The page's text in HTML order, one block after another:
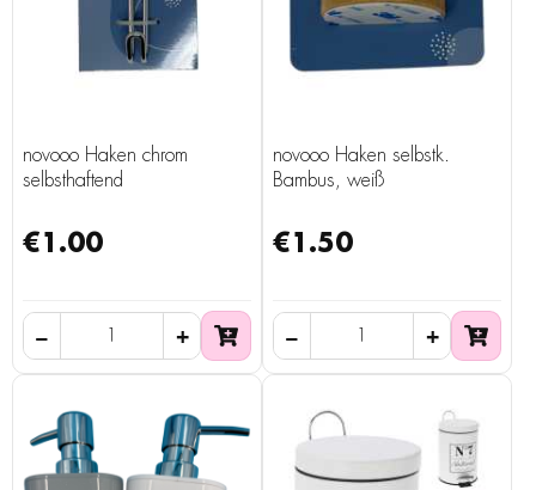
novooo Haken chrom
selbsthaftend
€1.00
novooo Haken selbstk.
Bambus, weiß
€1.50